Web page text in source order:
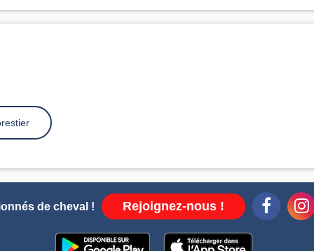
de cheval ! Rejoignez-nous !